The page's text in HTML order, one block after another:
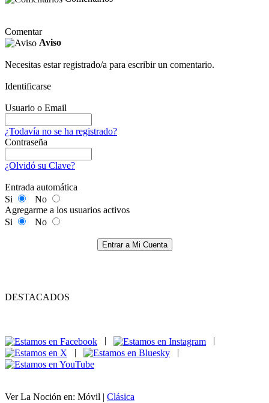
Comentar
Aviso
Necesitas estar registrado/a para escribir un comentario.
Identificarse
Usuario o Email
¿Todavía no se ha registrado?
Contraseña
¿Olvidó su Clave?
Entrada automática
Si
No
Agregarme a los usuarios activos
Si
No
Entrar a Mi Cuenta
DESTACADOS
|
|
Ver La Noción en: Móvil | Clásica